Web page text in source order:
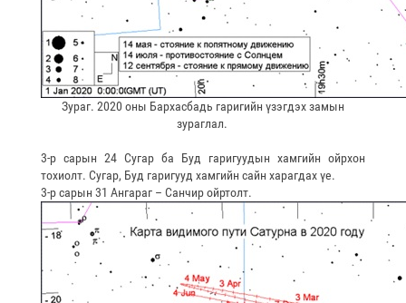
Зураг. 2020 оны Бархасбадь гаригийн үзэгдэх замын
зураглал.
3-р сарын 24 Сугар ба Буд гаригуудын хамгийн ойрхон
тохиолт. Сугар, Буд гаригууд хамгийн сайн харагдах үе.
3-р сарын 31 Ангараг – Санчир ойртолт.